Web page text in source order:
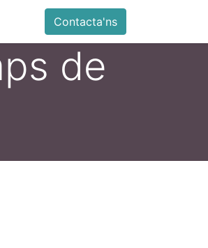
web Botiga
Contacta'ns
de